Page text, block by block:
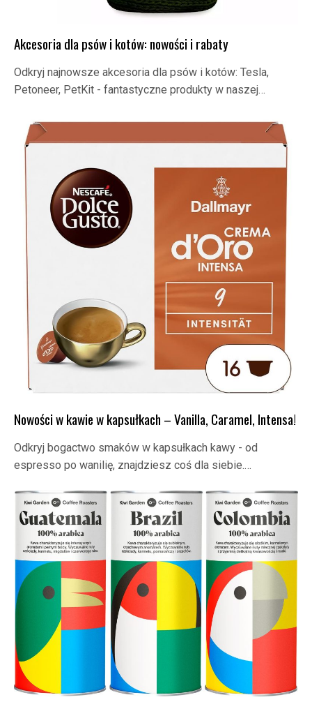
Akcesoria dla psów i kotów: nowości i rabaty
Odkryj najnowsze akcesoria dla psów i kotów: Tesla,
Petoneer, PetKit - fantastyczne produkty w naszej…
Nowości w kawie w kapsułkach – Vanilla, Caramel, Intensa!
Odkryj bogactwo smaków w kapsułkach kawy - od
espresso po wanilię, znajdziesz coś dla siebie.…